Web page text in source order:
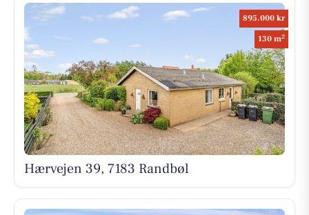
895.000 kr
130 m2
Hærvejen 39, 7183 Randbøl